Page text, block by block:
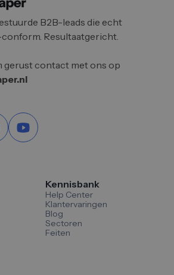
B2B-leads die echt
Resultaatgericht.
gerust contact met ons op
Kennisbank
Help Center
Klantervaringen
Blog
Sectoren
Feiten